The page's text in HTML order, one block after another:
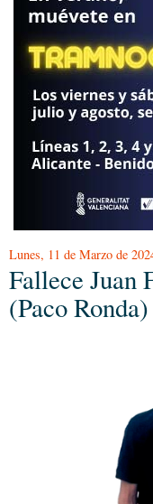
Lunes, 11 de Marzo de
Fallece Juan
(Paco